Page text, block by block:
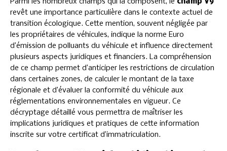
revêt une importance particulière dans le contexte actuel de
transition écologique. Cette mention, souvent négligée par
les propriétaires de véhicules, indique la norme Euro
d’émission de polluants du véhicule et influence directement
plusieurs aspects juridiques et financiers. La compréhension
de ce champ permet d’anticiper les restrictions de circulation
dans certaines zones, de calculer le montant de la taxe
régionale et d’évaluer la conformité du véhicule aux
réglementations environnementales en vigueur. Ce
décryptage détaillé vous permettra de maîtriser les
implications juridiques et pratiques de cette information
inscrite sur votre certificat d’immatriculation.